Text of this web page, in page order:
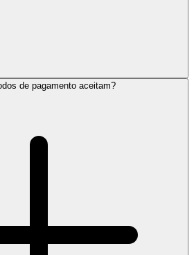
de pagamento aceitam?